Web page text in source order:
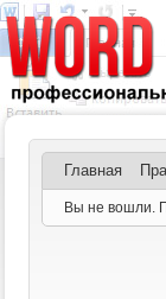
Главная
Вы не вошли.